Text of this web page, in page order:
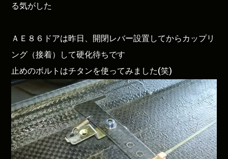
る気がした
ＡＥ８６ドアは昨日、開閉レバー設置してからカップリ
ング（接着）して硬化待ちです
止めのボルトはチタンを使ってみました(笑)